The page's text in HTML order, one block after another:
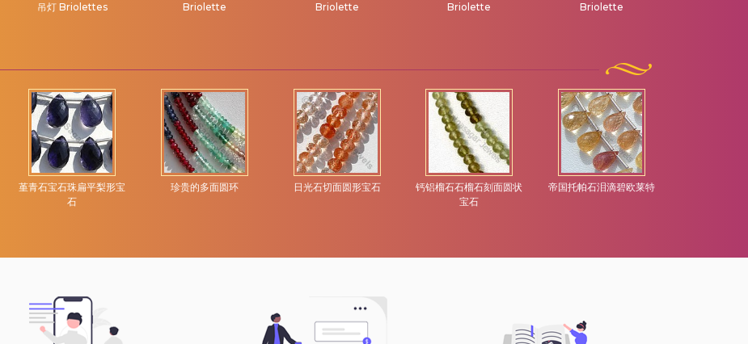
吊灯 Briolettes
Briolette
Briolette
Briolette
Briolette
堇青石宝石珠扁平梨形宝
石
珍贵的多面圆环 日光石切面圆形宝石
钙铝榴石石榴石刻面圆状
宝石
帝国托帕石泪滴碧欧莱特